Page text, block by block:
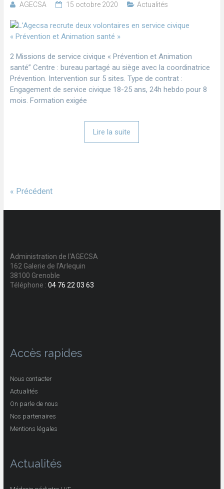
AGECSA 15 octobre 2020 Actualités
2 Missions de service civique « Prévention et Animation
santé” Centre : bureau partagé au siège avec la coordinatrice
Prévention. Intervention sur 5 sites. Type de contrat :
Engagement de service civique 18-25 ans, 24h hebdo pour 8
mois. Formation exigée
Lire la suite
« Précédent
Administration de l'AGECSA
162 Galerie de l'Arlequin
38100 Grenoble
Téléphone : 04 76 22 03 63
Accès rapides
Nous contacter
Actualités
On parle de nous
Nos partenaires
Mentions légales
Actualités